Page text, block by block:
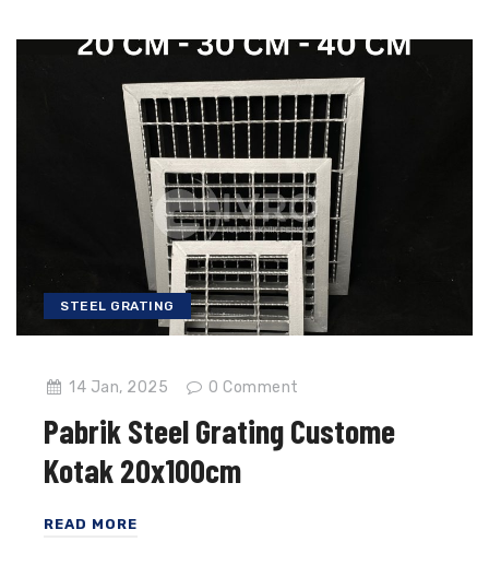
STEEL GRATING
14 Jan, 2025 0 Comment
Pabrik Steel Grating Custome
Kotak 20x100cm
READ MORE